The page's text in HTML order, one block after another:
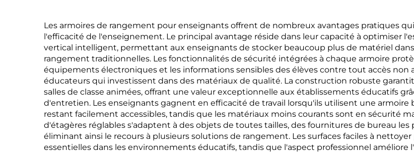
Les armoires de rangement pour enseignants offrent de nombreux avantages pratiques
l'efficacité de l'enseignement. Le principal avantage réside dans leur capacité à optimiser
vertical intelligent, permettant aux enseignants de stocker beaucoup plus de matériel
rangement traditionnelles. Les fonctionnalités de sécurité intégrées à chaque armoire
équipements électroniques et les informations sensibles des élèves contre tout accès non
éducateurs qui investissent dans des matériaux de qualité. La construction robuste
salles de classe animées, offrant une valeur exceptionnelle aux établissements éducatifs
d'entretien. Les enseignants gagnent en efficacité de travail lorsqu'ils utilisent une
restant facilement accessibles, tandis que les matériaux moins courants sont en sécurité
d'étagères réglables s'adaptent à des objets de toutes tailles, des fournitures de bureau
éliminant ainsi le recours à plusieurs solutions de rangement. Les surfaces faciles à
essentielles dans les environnements éducatifs, tandis que l'aspect professionnel améliore